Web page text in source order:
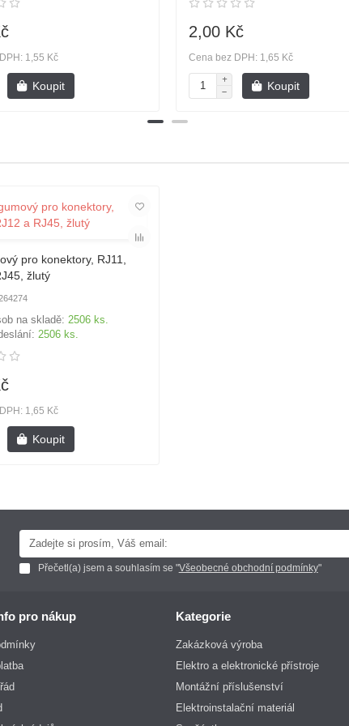
1,55 Kč
Koupit
2,00 Kč
Cena bez DPH: 1,65 Kč
Koupit
pro konektory, RJ11,
žlutý
na skladě: 2506 ks.
2506 ks.
1,65 Kč
Koupit
Přečetl(a) jsem a souhlasím se "Všeobecné obchodní podmínky"
pro nákup Kategorie
Zakázková výroba
Elektro a elektronické přístroje
Montážní příslušenství
Elektroinstalační materiál